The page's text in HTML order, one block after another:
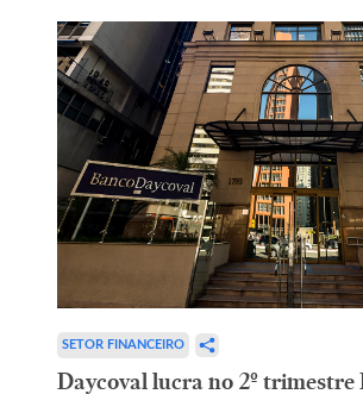
SETOR FINANCEIRO
Daycoval lucra no 2º trimestre